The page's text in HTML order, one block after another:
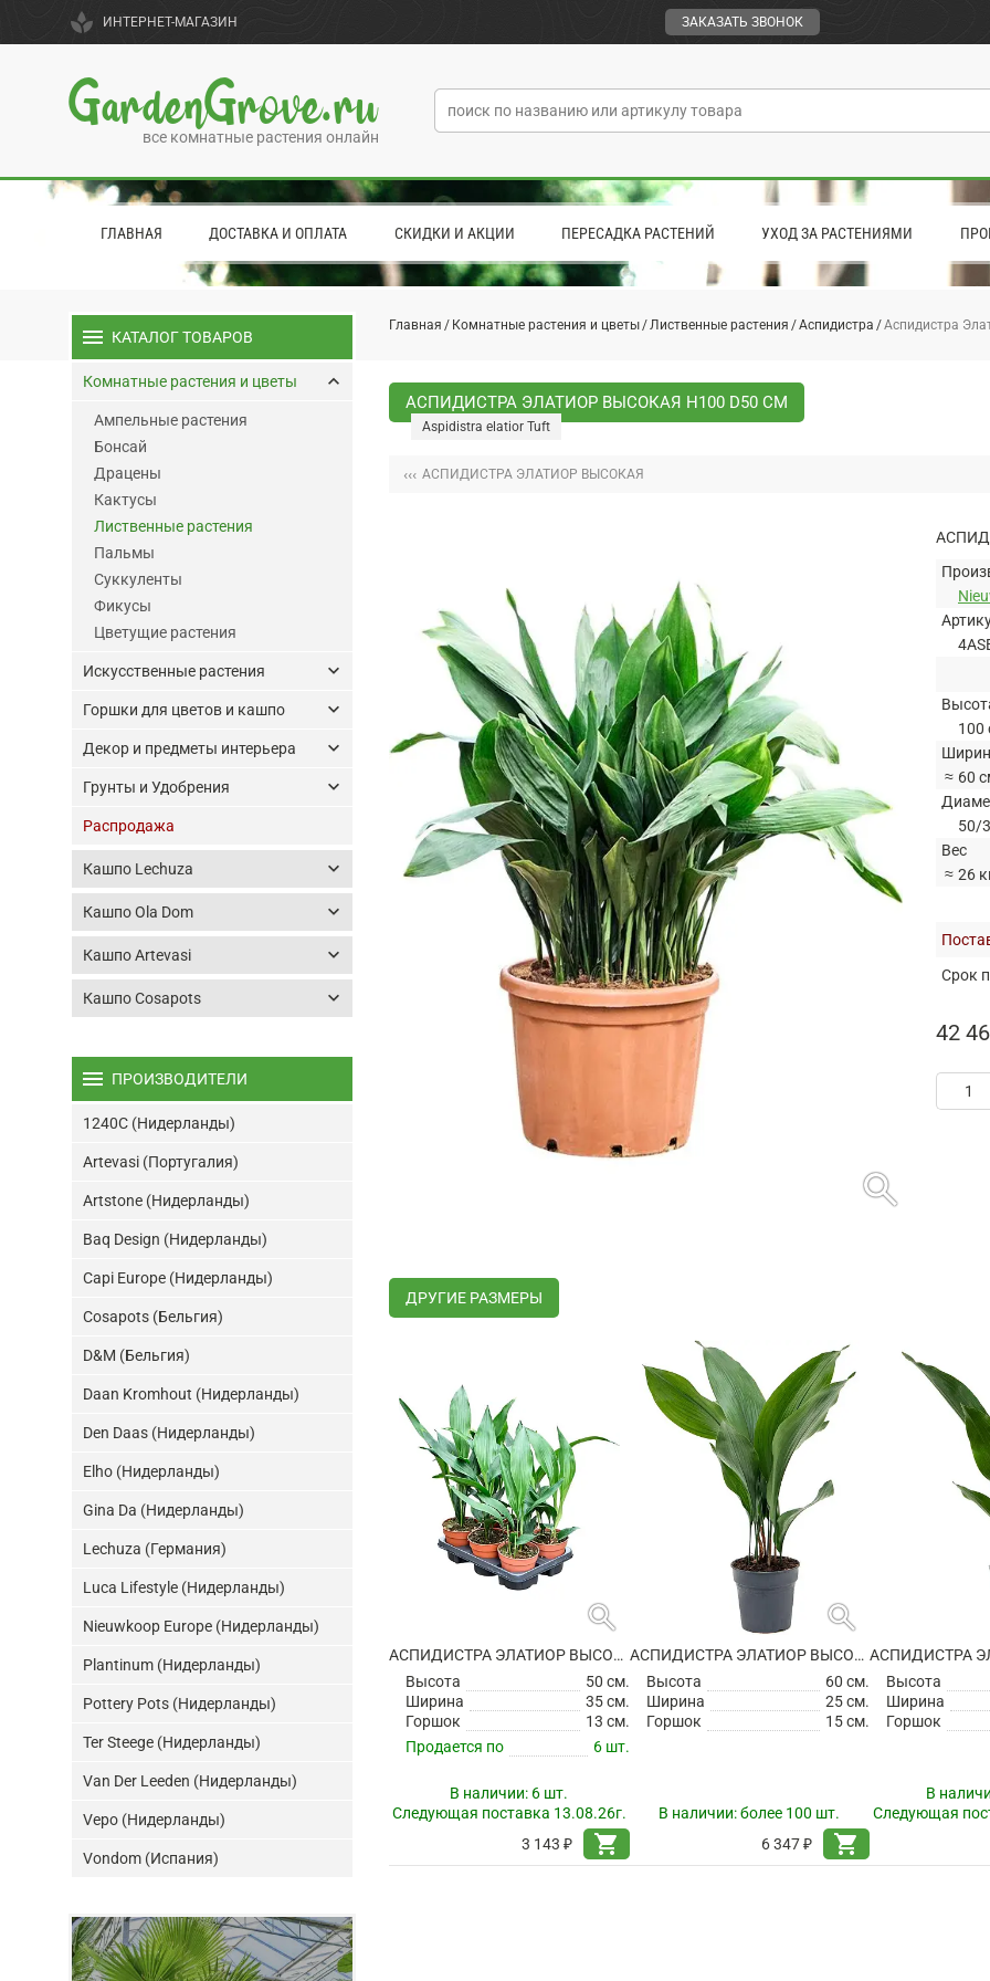
spa ИНТЕРНЕТ-МАГАЗИН ЗАКАЗАТЬ ЗВОНОК
GardenGrove.ru
все комнатные растения онлайн
ГЛАВНАЯ ДОСТАВКА И ОПЛАТА СКИДКИ И АКЦИИ ПЕРЕСАДКА РАСТЕНИЙ УХОД ЗА РАСТЕНИЯМИ
Главная Комнатные растения и цветы Лиственные растения Аспидистра Аспидистра
АСПИДИСТРА ЭЛАТИОР ВЫСОКАЯ H100 D50 СМ
Aspidistra elatior Tuft
‹‹‹ АСПИДИСТРА ЭЛАТИОР ВЫСОКАЯ
search
100
≈ 60
50/
Вес
≈ 26
Срок
42
ДРУГИЕ РАЗМЕРЫ
search
АСПИДИСТРА ЭЛАТИОР ВЫСОКАЯ
Высота
50 см.
Ширина
35 см.
Горшок
13 см.
Продается по
6 шт.
В наличии: 6 шт.
Следующая поставка 13.08.26г.
3 143 ₽
shopping_cart
search
АСПИДИСТРА ЭЛАТИОР ВЫСОКАЯ
Высота
60 см.
Ширина
25 см.
Горшок
15 см.
В наличии:более 100 шт.
6 347 ₽
shopping_cart
Высота
Ширина
Горшок
В
Следующая
menu КАТАЛОГ ТОВАРОВ
Комнатные растения и цветы keyboard_arrow_up
Ампельные растения
Бонсай
Драцены
Кактусы
Лиственные растения
Пальмы
Суккуленты
Фикусы
Цветущие растения
Искусственные растения keyboard_arrow_down
Горшки для цветов и кашпо keyboard_arrow_down
Декор и предметы интерьера keyboard_arrow_down
Грунты и Удобрения keyboard_arrow_down
Распродажа
Кашпо Lechuza keyboard_arrow_down
Кашпо Ola Dom keyboard_arrow_down
Кашпо Artevasi keyboard_arrow_down
Кашпо Cosapots keyboard_arrow_down
menu ПРОИЗВОДИТЕЛИ
1240C (Нидерланды)
Artevasi (Португалия)
Artstone (Нидерланды)
Baq Design (Нидерланды)
Capi Europe (Нидерланды)
Cosapots (Бельгия)
D&M (Бельгия)
Daan Kromhout (Нидерланды)
Den Daas (Нидерланды)
Elho (Нидерланды)
Gina Da (Нидерланды)
Lechuza (Германия)
Luca Lifestyle (Нидерланды)
Nieuwkoop Europe (Нидерланды)
Plantinum (Нидерланды)
Pottery Pots (Нидерланды)
Ter Steege (Нидерланды)
Van Der Leeden (Нидерланды)
Vepo (Нидерланды)
Vondom (Испания)